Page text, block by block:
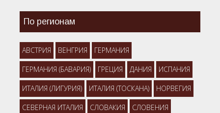
По регионам
АВСТРИЯ ВЕНГРИЯ ГЕРМАНИЯ
ГЕРМАНИЯ (БАВАРИЯ) ГРЕЦИЯ ДАНИЯ ИСПАНИЯ
ИТАЛИЯ (ЛИГУРИЯ) ИТАЛИЯ (ТОСКАНА) НОРВЕГИЯ
СЕВЕРНАЯ ИТАЛИЯ СЛОВАКИЯ СЛОВЕНИЯ